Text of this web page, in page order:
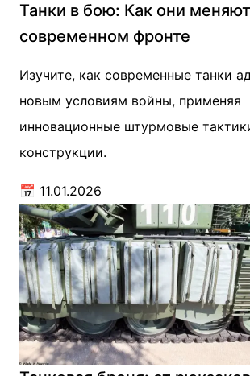
Танки в бою: Как они
современном фронте
Изучите, как современные танки
новым условиям войны, применяя
инновационные штурмовые
конструкции.
📅 11.01.2026